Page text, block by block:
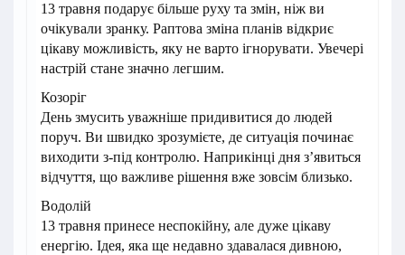
13 травня подарує більше руху та змін, ніж ви
очікували зранку. Раптова зміна планів відкриє
цікаву можливість, яку не варто ігнорувати. Увечері
настрій стане значно легшим.
Козоріг
День змусить уважніше придивитися до людей
поруч. Ви швидко зрозумієте, де ситуація починає
виходити з-під контролю. Наприкінці дня з’явиться
відчуття, що важливе рішення вже зовсім близько.
Водолій
13 травня принесе неспокійну, але дуже цікаву
енергію. Ідея, яка ще недавно здавалася дивною,